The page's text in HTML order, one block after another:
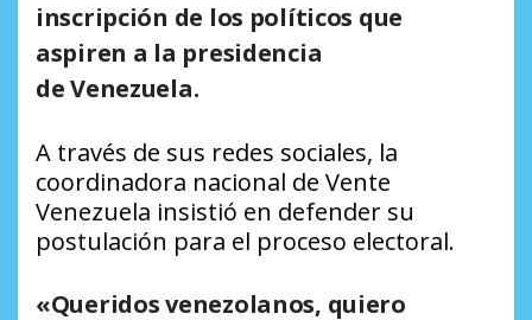
inscripción de los políticos que
aspiren a la presidencia
de Venezuela.
A través de sus redes sociales, la
coordinadora nacional de Vente
Venezuela insistió en defender su
postulación para el proceso electoral.
«Queridos venezolanos, quiero